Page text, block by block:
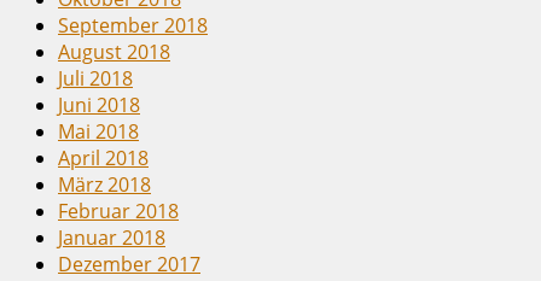
September 2018
August 2018
Juli 2018
Juni 2018
Mai 2018
April 2018
März 2018
Februar 2018
Januar 2018
Dezember 2017